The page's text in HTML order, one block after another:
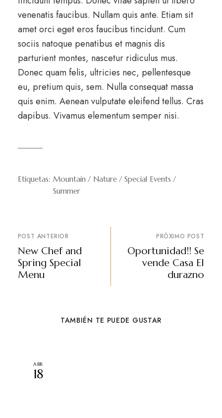
venenatis faucibus. Nullam quis ante. Etiam sit
amet orci eget eros faucibus tincidunt. Cum
sociis natoque penatibus et magnis dis
parturient montes, nascetur ridiculus mus.
Donec quam felis, ultricies nec, pellentesque
eu, pretium quis, sem. Nulla consequat massa
quis enim. Aenean vulputate eleifend tellus. Cras
dapibus. Vivamus elementum semper nisi.
Etiquetas: Mountain Nature
Special Events
Summer
POST ANTERIOR
New Chef and
Spring Special
Menu
PRÓXIMO POST
Oportunidad!! Se
vende Casa El
durazno
TAMBIÉN TE PUEDE GUSTAR
ABR
18